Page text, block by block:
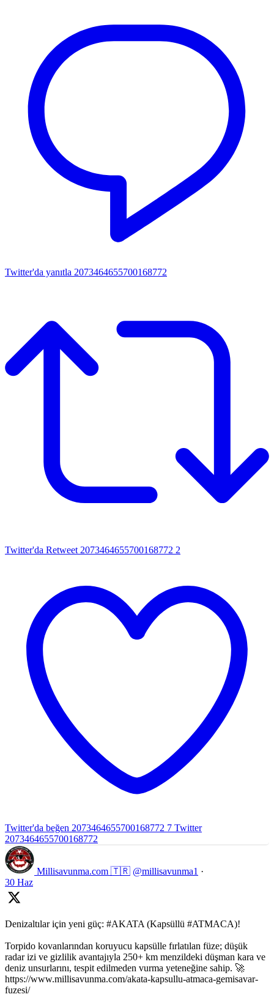
Twitter'da yanıtla 2073464655700168772
Twitter'da Retweet 2073464655700168772 2
Twitter'da beğen 2073464655700168772 7 Twitter
2073464655700168772
Millisavunma.com 🇹🇷 @millisavunma1 ·
30 Haz
Denizaltılar için yeni güç: #AKATA (Kapsüllü #ATMACA)!
Torpido kovanlarından koruyucu kapsülle fırlatılan füze; düşük
radar izi ve gizlilik avantajıyla 250+ km menzildeki düşman kara ve
deniz unsurlarını, tespit edilmeden vurma yeteneğine sahip. 🚀
https://www.millisavunma.com/akata-kapsullu-atmaca-gemisavar-
fuzesi/